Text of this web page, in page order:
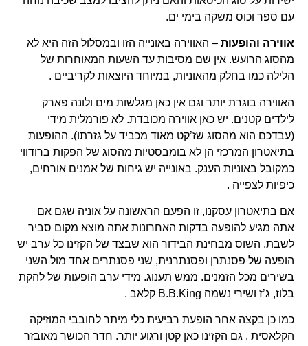
עם ספר וכוס משקה בימי ים.
אווירה והופעות– האווירה באונייה הזו ובמסלול הזה היא לא
מהסוג הרועש. אין שם מסיבות עד השעות המאוחרות של
הלילה כמו בחלק מהאוניות, במיוחד היוצאות לקריביים .
האווירה בוגרת יותר וגם אין כאן מגלשות מים ולונה פארק
לילדים קטנים. יש כאן אווירה מכובדת. לא פורמלית מידי
(עבדכם הוא מהסוג שז’קט מאוד מכביד על גזרתו). ההופעות
בתיאטרון המרכזי הן לא בומבסטיות מהסוג של הפקות ברודווי
כמקובל באוניות הענק. באונייה יש גיחות של אמנים אורחים,
כיפיות לצפייה .
אם בתיאטרון עסקנו, זו הפעם הראשונה על אוניה שגם אם
אתה מגיע להופעה בדקות האחרונות אתה מוצא מקום סביר
לשבת. השוס מבחינת הבידור הוא שבצד של הקזינו כל ערב יש
הופעה של פסנתרן ופסנתרנית, שני פסנתרים אחד מול השני
בשירים מכל הזמנים. ממש תענוג. מידי ערב הופעות של להקת
בלוז, ג’ז ושירי נשמה B.B.King קלאב .
כמו כן בקצה אחר הופעת רביעית כלי מיתר לחובבי המוזיקה
הקלאסית . גם הקזינו כאן קטן ורגוע יותר. חדר הכושר מאובזר